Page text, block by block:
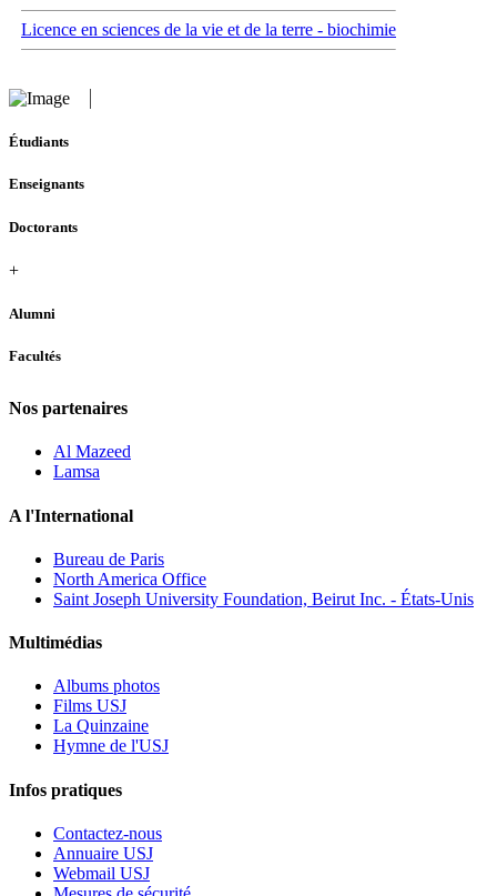
Licence en sciences de la vie et de la terre - biochimie
Étudiants
Enseignants
Doctorants
+
Alumni
Facultés
Nos partenaires
Al Mazeed
Lamsa
A l'International
Bureau de Paris
North America Office
Saint Joseph University Foundation, Beirut Inc. - États-Unis
Multimédias
Albums photos
Films USJ
La Quinzaine
Hymne de l'USJ
Infos pratiques
Contactez-nous
Annuaire USJ
Webmail USJ